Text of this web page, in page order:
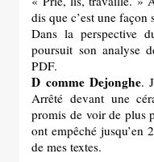
dis que c’est une façon
Dans la perspective
poursuit son analyse
PDF.
D comme Dejonghe.
Arrêté devant une
promis de voir de plus
ont empêché
de mes textes.